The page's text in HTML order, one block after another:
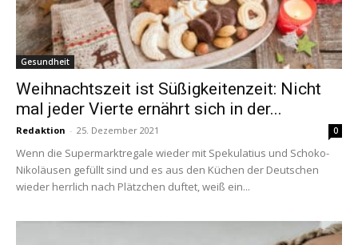
Gesundheit
Weihnachtszeit ist Süßigkeitenzeit: Nicht
mal jeder Vierte ernährt sich in der...
Redaktion - 25. Dezember 2021 0
Wenn die Supermarktregale wieder mit Spekulatius und Schoko-
Nikoläusen gefüllt sind und es aus den Küchen der Deutschen
wieder herrlich nach Plätzchen duftet, weiß ein...